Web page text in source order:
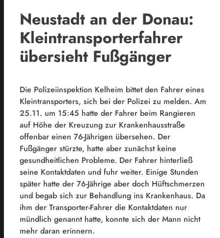
Neustadt an der Donau:
Kleintransporterfahrer
übersieht Fußgänger
Die Polizeiinspektion Kelheim bittet den Fahrer eines
Kleintransporters, sich bei der Polizei zu melden. Am
25.11. um 15:45 hatte der Fahrer beim Rangieren
auf Höhe der Kreuzung zur Krankenhausstraße
offenbar einen 76-Jährigen übersehen. Der
Fußgänger stürzte, hatte aber zunächst keine
gesundheitlichen Probleme. Der Fahrer hinterließ
seine Kontaktdaten und fuhr weiter. Einige Stunden
später hatte der 76-Jährige aber doch Hüftschmerzen
und begab sich zur Behandlung ins Krankenhaus. Da
ihm der Transporter-Fahrer die Kontaktdaten nur
mündlich genannt hatte, konnte sich der Mann nicht
mehr daran erinnern.